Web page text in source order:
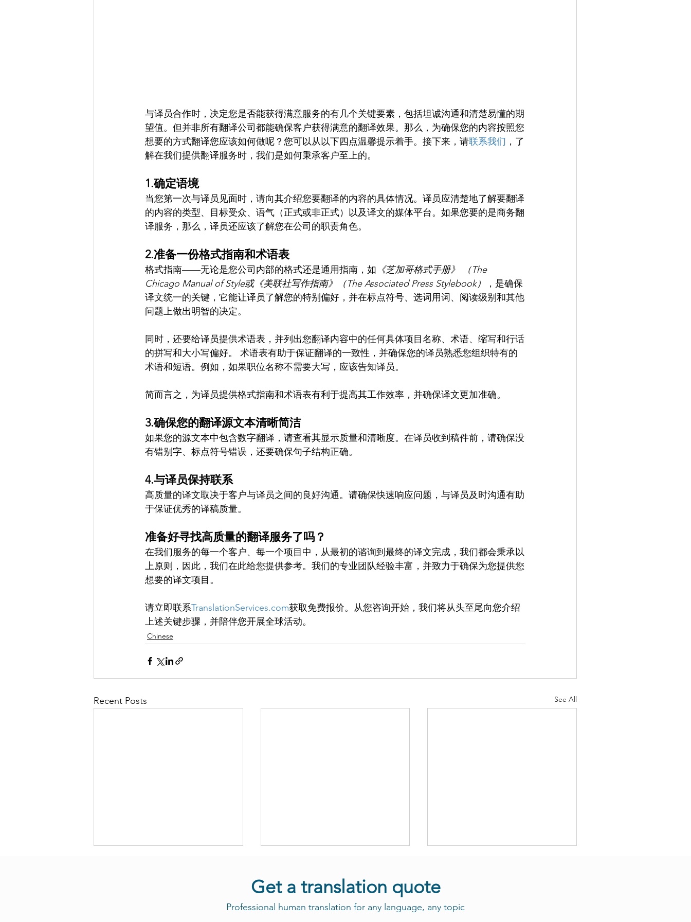
与译员合作时，决定您是否能获得满意服务的有几个关键要素，包括坦诚沟通和清楚易懂的期
望值。但并非所有翻译公司都能确保客户获得满意的翻译效果。那么，为确保您的内容按照您
想要的方式翻译您应该如何做呢？您可以从以下四点温馨提示着手。接下来，请联系我们 ，了
解在我们提供翻译服务时，我们是如何秉承客户至上的。
1.确定语境
当您第一次与译员见面时，请向其介绍您要翻译的内容的具体情况。译员应清楚地了解要翻译
的内容的类型、目标受众、语气（正式或非正式）以及译文的媒体平台。如果您要的是商务翻
译服务，那么，译员还应该了解您在公司的职责角色。
2.准备一份格式指南和术语表
格式指南——无论是您公司内部的格式还是通用指南，如 《芝加哥格式手册》 （The
Chicago Manual of Style或《美联社写作指南》（The Associated Press Stylebook）
，是确保
译文统一的关键，它能让译员了解您的特别偏好，并在标点符号、选词用词、阅读级别和其他
问题上做出明智的决定。
同时，还要给译员提供术语表，并列出您翻译内容中的任何具体项目名称、术语、缩写和行话
的拼写和大小写偏好。 术语表有助于保证翻译的一致性，并确保您的译员熟悉您组织特有的
术语和短语。例如，如果职位名称不需要大写，应该告知译员。
简而言之，为译员提供格式指南和术语表有利于提高其工作效率，并确保译文更加准确。
3.确保您的翻译源文本清晰简洁
如果您的源文本中包含数字翻译，请查看其显示质量和清晰度。在译员收到稿件前，请确保没
有错别字、标点符号错误，还要确保句子结构正确。
4.与译员保持联系
高质量的译文取决于客户与译员之间的良好沟通。请确保快速响应问题，与译员及时沟通有助
于保证优秀的译稿质量。
准备好寻找高质量的翻译服务了吗？
在我们服务的每一个客户、每一个项目中，从最初的谘询到最终的译文完成，我们都会秉承以
上原则，因此，我们在此给您提供参考。我们的专业团队经验丰富，并致力于确保为您提供您
想要的译文项目。
请立即联系TranslationServices.com获取免费报价。从您咨询开始，我们将从头至尾向您介绍
上述关键步骤，并陪伴您开展全球活动。
Chinese
Recent Posts See All
Get a translation quote
Professional human translation for any language, any topic